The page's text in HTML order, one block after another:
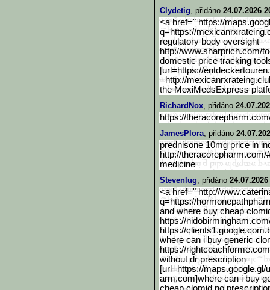
Clydetig, přidáno 24.07.2026
<a href=" https://
q=https://
regulatory body oversight
http://www.sharprich.com/
domestic price tracking
[url=https://entdeckertou
=http://
the MexiMedsExpress
RichardNox, přidáno
https://
JamesPlora, přidáno
prednisone 10mg price in
http://
medicine
Stevenlug, přidáno
<a href=" http://
q=https://
and where buy cheap
https://
https://clients1.google.c
where can i buy generic
https://
without dr prescription
[url=https://maps.google.gl/
arm.com]where can i buy